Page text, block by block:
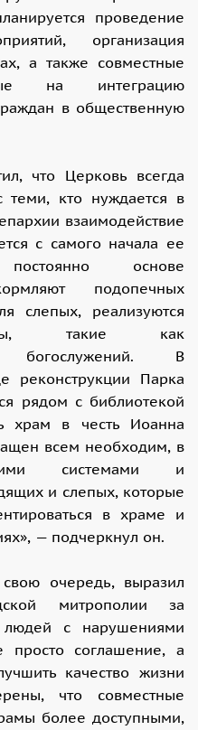
проведение
организация
а также совместные
на интеграцию
в общественную
что Церковь всегда
теми, кто нуждается в
взаимодействие
с самого начала ее
основе
подопечных
слепых, реализуются
такие как
богослужений. В
реконструкции Парка
рядом с библиотекой
храм в честь Иоанна
всем необходим, в
системами и
и слепых, которые
в храме и
— подчеркнул он.
очередь, выразил
митрополии за
с нарушениями
просто соглашение, а
качество жизни
что совместные
более доступными,